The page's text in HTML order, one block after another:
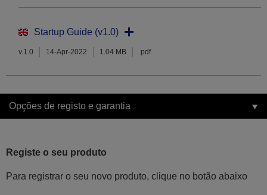
Startup Guide (v1.0)
v.1.0 14-Apr-2022 1.04 MB .pdf
Opções de registo e garantia
Registe o seu produto
Para registrar o seu novo produto, clique no botão abaixo